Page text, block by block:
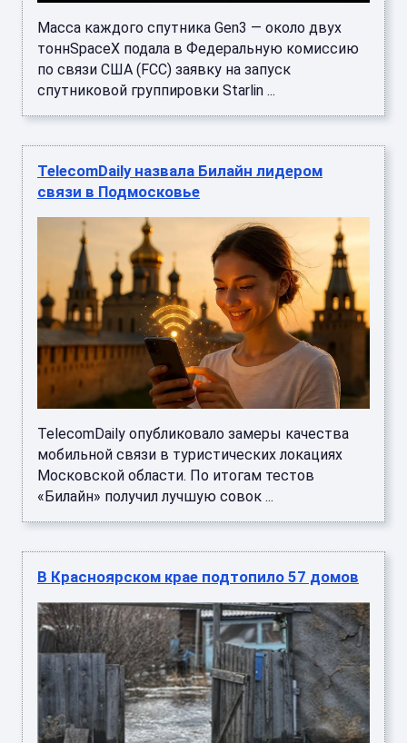
Масса каждого cпутника Gen3 — около двух
тоннSpaceX подала в Федеральную комиссию
по связи США (FCC) заявку на запуск
спутниковой группировки Starlin ...
TelecomDaily назвала Билайн лидером
связи в Подмосковье
TelecomDaily опубликовало замеры качества
мобильной связи в туристических локациях
Московской области. По итогам тестов
«Билайн» получил лучшую совок ...
В Красноярском крае подтопило 57 домов